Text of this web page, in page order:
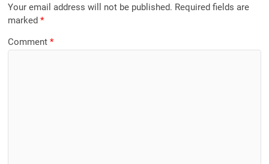
Your email address will not be published. Required fields are
marked*
Comment*